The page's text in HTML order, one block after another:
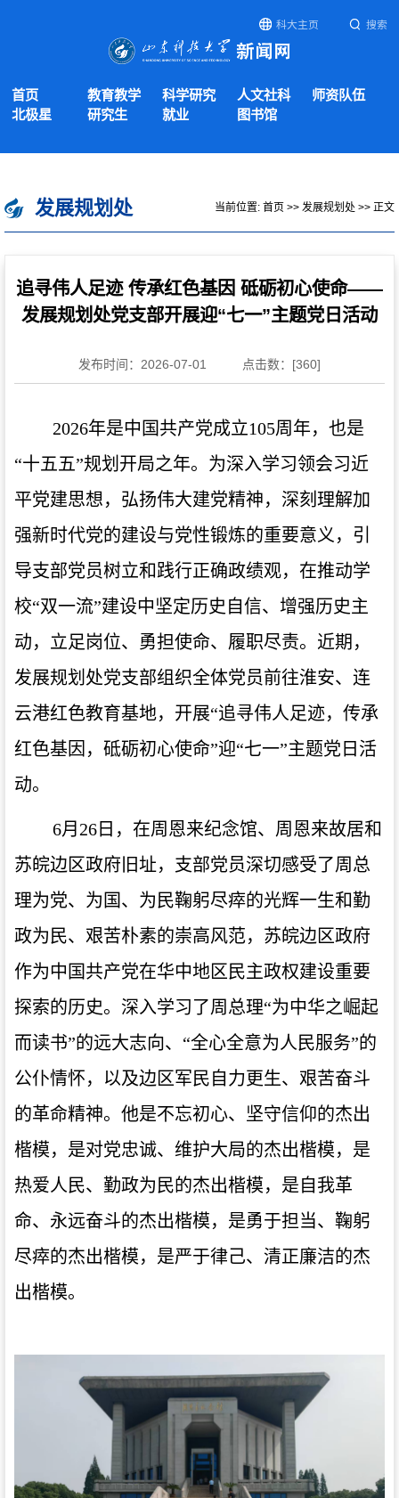
科大主页 搜索
首页 教育教学 科学研究 人文社科
师资队伍
北极星
研究生 就业 图书馆
发展规划处 当前位置: 首页 >> 发展规划处 >> 正文
追寻伟人足迹 传承红色基因 砥砺初心使命——
发展规划处党支部开展迎“七一”主题党日活动
发布时间：2026-07-01 点击数：[360]
2026年是中国共产党成立105周年，也是
“十五五”规划开局之年。为深入学习领会习近
平党建思想，弘扬伟大建党精神，深刻理解加
强新时代党的建设与党性锻炼的重要意义，引
导支部党员树立和践行正确政绩观，在推动学
校“双一流”建设中坚定历史自信、增强历史主
动，立足岗位、勇担使命、履职尽责。近期，
发展规划处党支部组织全体党员前往淮安、连
云港红色教育基地，开展“追寻伟人足迹，传承
红色基因，砥砺初心使命”迎“七一”主题党日活
动。
6月26日，在周恩来纪念馆、周恩来故居和
苏皖边区政府旧址，支部党员深切感受了周总
理为党、为国、为民鞠躬尽瘁的光辉一生和勤
政为民、艰苦朴素的崇高风范，苏皖边区政府
作为中国共产党在华中地区民主政权建设重要
探索的历史。深入学习了周总理“为中华之崛起
而读书”的远大志向、“全心全意为人民服务”的
公仆情怀，以及边区军民自力更生、艰苦奋斗
的革命精神。他是不忘初心、坚守信仰的杰出
楷模，是对党忠诚、维护大局的杰出楷模，是
热爱人民、勤政为民的杰出楷模，是 自我革
命、永远奋斗的杰出楷模，是勇于担当、鞠躬
尽瘁的杰出楷模，是严于律己、清正廉洁的杰
出楷模。